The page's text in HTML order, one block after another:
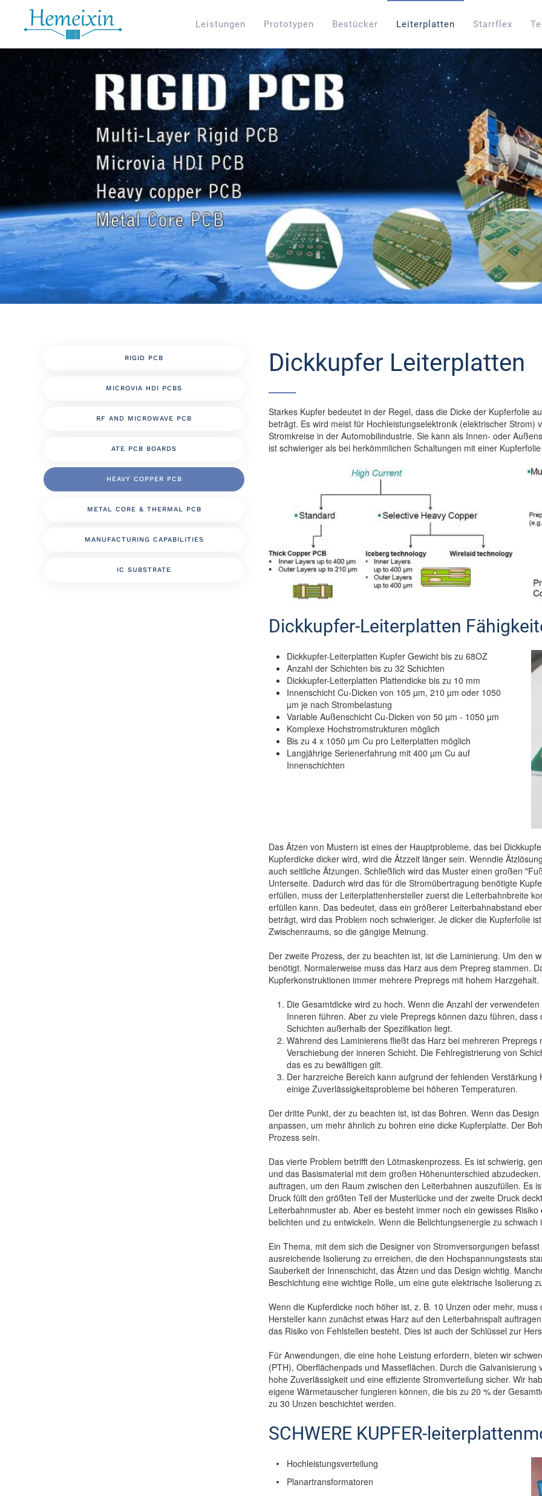
Leistungen Prototypen Bestücker Leiterplatten Starrflex
Dickkupfer Leiterplatten
Starkes Kupfer bedeutet in der Regel, dass die Dicke der Kupferfolie
beträgt. Es wird meist für Hochleistungselektronik (elektrischer
Stromkreise in der Automobilindustrie. Sie kann als Innen- oder
ist schwieriger als bei herkömmlichen Schaltungen mit einer
Dickkupfer-Leiterplatten
Dickkupfer-Leiterplatten Kupfer Gewicht bis zu 68OZ
Anzahl der Schichten bis zu 32 Schichten
Dickkupfer-Leiterplatten Plattendicke bis zu 10 mm
Innenschicht Cu-Dicken von 105 µm, 210 µm oder 1050
µm je nach Strombelastung
Variable Außenschicht Cu-Dicken von 50 µm - 1050 µm
Komplexe Hochstromstrukturen möglich
Bis zu 4 x 1050 µm Cu pro Leiterplatten möglich
Langjährige Serienerfahrung mit 400 µm Cu auf
Innenschichten
Das Ätzen von Mustern ist eines der Hauptprobleme, das bei
Kupferdicke dicker wird, wird die Ätzzeit länger sein. Wenndie
auch seitliche Ätzungen. Schließlich wird das Muster einen großen
Unterseite. Dadurch wird das für die Stromübertragung benötigte
erfüllen, muss der Leiterplattenhersteller zuerst die Leiterbahnbreite
erfüllen kann. Das bedeutet, dass ein größerer Leiterbahnabstand
beträgt, wird das Problem noch schwieriger. Je dicker die Kupferfolie
Zwischenraums, so die gängige Meinung.
Der zweite Prozess, der zu beachten ist, ist die Laminierung. Um den
benötigt. Normalerweise muss das Harz aus dem Prepreg stammen.
Kupferkonstruktionen immer mehrere Prepregs mit hohem
Die Gesamtdicke wird zu hoch. Wenn die Anzahl der
Inneren führen. Aber zu viele Prepregs können dazu führen,
Schichten außerhalb der Spezifikation liegt.
Während des Laminierens fließt das Harz bei mehreren
Verschiebung der inneren Schicht. Die Fehlregistrierung von
das es zu bewältigen gilt.
Der harzreiche Bereich kann aufgrund der fehlenden
einige Zuverlässigkeitsprobleme bei höheren Temperaturen.
Der dritte Punkt, der zu beachten ist, ist das Bohren. Wenn das
anpassen, um mehr ähnlich zu bohren eine dicke Kupferplatte. Der
Prozess sein.
Das vierte Problem betrifft den Lötmaskenprozess. Es ist schwierig,
und das Basismaterial mit dem großen Höhenunterschied
auftragen, um den Raum zwischen den Leiterbahnen auszufüllen. Es
Druck füllt den größten Teil der Musterlücke und der zweite Druck
Leiterbahnmuster ab. Aber es besteht immer noch ein gewisses
belichten und zu entwickeln. Wenn die Belichtungsenergie zu
Ein Thema, mit dem sich die Designer von Stromversorgungen
ausreichende Isolierung zu erreichen, die den Hochspannungstests
Sauberkeit der Innenschicht, das Ätzen und das Design wichtig.
Beschichtung eine wichtige Rolle, um eine gute elektrische Isolierung
Wenn die Kupferdicke noch höher ist, z. B. 10 Unzen oder mehr,
Hersteller kann zunächst etwas Harz auf den Leiterbahnspalt
das Risiko von Fehlstellen besteht. Dies ist auch der Schlüssel zur
Für Anwendungen, die eine hohe Leistung erfordern, bieten wir
(PTH), Oberflächenpads und Masseflächen. Durch die
hohe Zuverlässigkeit und eine effiziente Stromverteilung sicher. Wir
eigene Wärmetauscher fungieren können, die bis zu 20 % der
zu 30 Unzen beschichtet werden.
SCHWERE KUPFER-
Hochleistungsverteilung
Planartransformatoren
RIGID PCB
MICROVIA HDI PCBS
RF AND MICROWAVE PCB
ATE PCB BOARDS
HEAVY COPPER PCB
METAL CORE & THERMAL PCB
MANUFACTURING CAPABILITIES
IC SUBSTRATE